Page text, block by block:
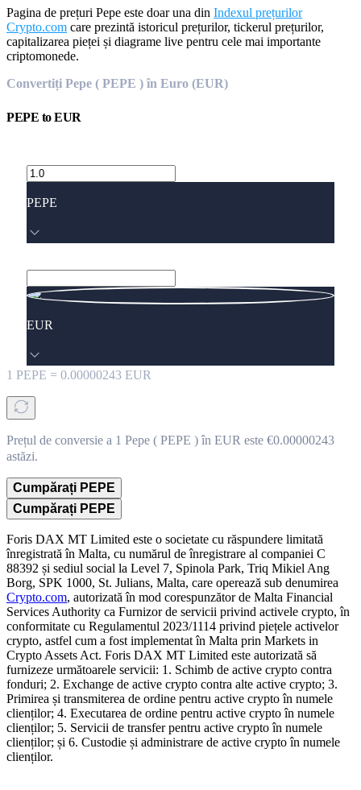
Pagina de prețuri Pepe este doar una din Indexul prețurilor
Crypto.com care prezintă istoricul prețurilor, tickerul prețurilor,
capitalizarea pieței și diagrame live pentru cele mai importante
criptomonede.
Convertiți Pepe ( PEPE ) în Euro (EUR)
PEPE toEUR
PEPE
EUR
1 PEPE = 0.00000243 EUR
Prețul de conversie a 1 Pepe ( PEPE ) în EUR este €0.00000243
astăzi.
Cumpărați PEPE
Cumpărați PEPE
Foris DAX MT Limited este o societate cu răspundere limitată
înregistrată în Malta, cu numărul de înregistrare al companiei C
88392 și sediul social la Level 7, Spinola Park, Triq Mikiel Ang
Borg, SPK 1000, St. Julians, Malta, care operează sub denumirea
Crypto.com, autorizată în mod corespunzător de Malta Financial
Services Authority ca Furnizor de servicii privind activele crypto, în
conformitate cu Regulamentul 2023/1114 privind piețele activelor
crypto, astfel cum a fost implementat în Malta prin Markets in
Crypto Assets Act. Foris DAX MT Limited este autorizată să
furnizeze următoarele servicii: 1. Schimb de active crypto contra
fonduri; 2. Exchange de active crypto contra alte active crypto; 3.
Primirea și transmiterea de ordine pentru active crypto în numele
clienților; 4. Executarea de ordine pentru active crypto în numele
clienților; 5. Servicii de transfer pentru active crypto în numele
clienților; și 6. Custodie și administrare de active crypto în numele
clienților.